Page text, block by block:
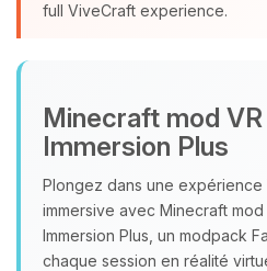
full ViveCraft experience.
Minecraft mod
Immersion Plus
Plongez dans une
immersive avec Minecraft
Immersion Plus, un modpack
chaque session en réalité
06/08/2026 à 06:36